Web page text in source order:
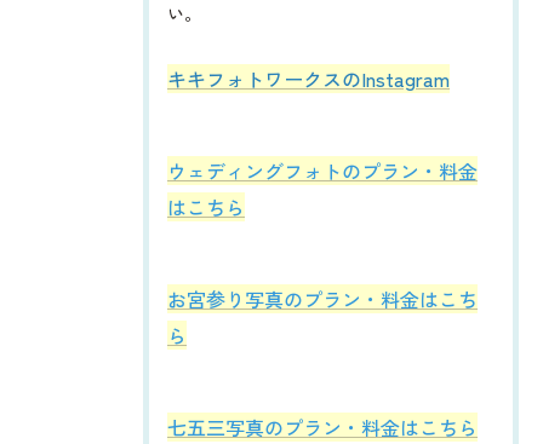
い。
​​​​キキフォトワークスのInstagram
ウェディングフォトのプラン・料金
はこちら
お宮参り写真のプラン・料金はこち
ら
七五三写真のプラン・料金はこちら